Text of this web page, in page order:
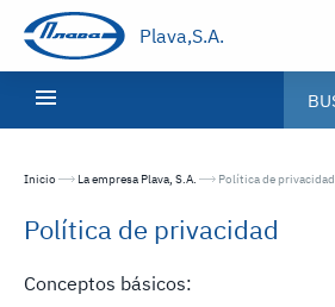
Plava,S.A.
Inicio La empresa Plava, S.A. Текущая страница:
Política de privacidad
Política de privacidad
Conceptos básicos: